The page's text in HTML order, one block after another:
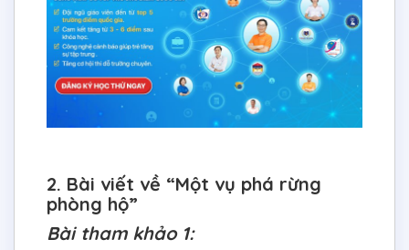
2. Bài viết về “Một vụ phá rừng
phòng hộ”
Bài tham khảo 1: